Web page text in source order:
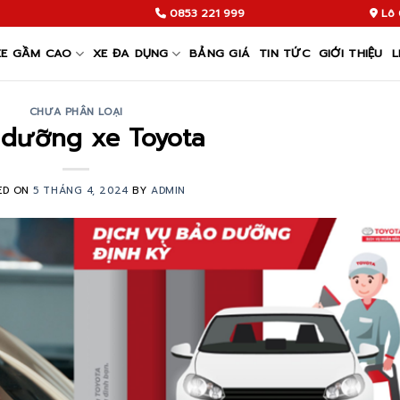
0853 221 999 Lô
GẦM CAO XE ĐA DỤNG BẢNG GIÁ TIN TỨC GIỚI THIỆU
CHƯA PHÂN LOẠI
xe Toyota
ON5 THÁNG 4, 2024BY ADMIN